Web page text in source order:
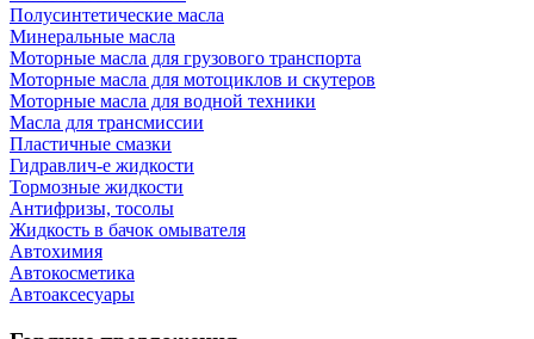
Полусинтетические масла
Минеральные масла
Моторные масла для грузового транспорта
Моторные масла для мотоциклов и скутеров
Моторные масла для водной техники
Масла для трансмиссии
Пластичные смазки
Гидравлич-е жидкости
Тормозные жидкости
Антифризы, тосолы
Жидкость в бачок омывателя
Автохимия
Автокосметика
Автоаксесуары